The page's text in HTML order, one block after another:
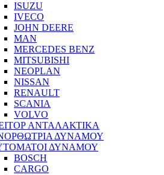
ISUZU
IVECO
JOHN DEERE
MAN
MERCEDES BENZ
MITSUBISHI
NEOPLAN
NISSAN
RENAULT
SCANIA
VOLVO
ΑΝΤΑΛΑΚΤΙΚΑ
ΔΥΝΑΜΟΥ
ΔΥΝΑΜΟΥ
BOSCH
CARGO